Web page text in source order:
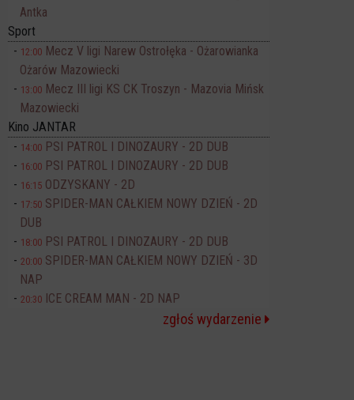
Antka
Sport
12:00 Mecz V ligi Narew Ostrołęka - Ożarowianka
Ożarów Mazowiecki
13:00 Mecz III ligi KS CK Troszyn - Mazovia Mińsk
Mazowiecki
Kino JANTAR
14:00 PSI PATROL I DINOZAURY - 2D DUB
16:00 PSI PATROL I DINOZAURY - 2D DUB
16:15 ODZYSKANY - 2D
17:50 SPIDER-MAN CAŁKIEM NOWY DZIEŃ - 2D
DUB
18:00 PSI PATROL I DINOZAURY - 2D DUB
20:00 SPIDER-MAN CAŁKIEM NOWY DZIEŃ - 3D
NAP
20:30 ICE CREAM MAN - 2D NAP
zgłoś wydarzenie